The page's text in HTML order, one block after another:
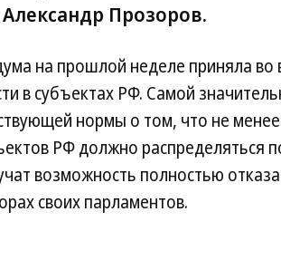
Александр Прозоров.
на прошлой неделе приняла
в субъектах РФ. Самой
нормы о том, что не
РФ должно распределяться
возможность полностью
своих парламентов.